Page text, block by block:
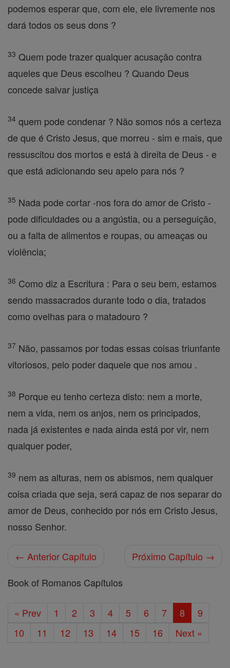
podemos esperar que, com ele, ele livremente nos
dará todos os seus dons ?
33 Quem pode trazer qualquer acusação contra
aqueles que Deus escolheu ? Quando Deus
concede salvar justiça
34 quem pode condenar ? Não somos nós a certeza
de que é Cristo Jesus, que morreu - sim e mais, que
ressuscitou dos mortos e está à direita de Deus - e
que está adicionando seu apelo para nós ?
35 Nada pode cortar -nos fora do amor de Cristo -
pode dificuldades ou a angústia, ou a perseguição,
ou a falta de alimentos e roupas, ou ameaças ou
violência;
36 Como diz a Escritura : Para o seu bem, estamos
sendo massacrados durante todo o dia, tratados
como ovelhas para o matadouro ?
37 Não, passamos por todas essas coisas triunfante
vitoriosos, pelo poder daquele que nos amou .
38 Porque eu tenho certeza disto: nem a morte,
nem a vida, nem os anjos, nem os principados,
nada já existentes e nada ainda está por vir, nem
qualquer poder,
39 nem as alturas, nem os abismos, nem qualquer
coisa criada que seja, será capaz de nos separar do
amor de Deus, conhecido por nós em Cristo Jesus,
nosso Senhor.
← Anterior Capítulo
Próximo Capítulo →
Book of Romanos Capítulos
« Prev 1 2 3 4 5 6 7 8
9
10
11 12 13 14 15 16 Next »